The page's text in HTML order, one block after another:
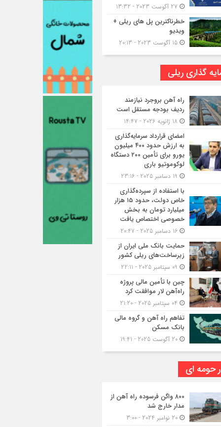
خطرناکترین پل های ریلی +
ویدیو
گذاری ریلی
راه آهن بروجرد نیازمند
ردیف بودجه مستقل است
امضای قرارداد سرمایه‌گذاری
به ارزش حدود ۴۰۰ میلیون
یورو برای تأمین ۲۰۰ دستگاه
لوکوموتیو باری
با استفاده از سپرده‌گذاری
خاص دولت، حدود ۱۵ هزار
میلیارد تومان به بخش
خصوصی اختصاص یافت
حمایت بانک ملی ایران از
زیرساخت‌های ریلی کشور
چین با تأمین مالی پروژه
راه‌آهن لار موافقت کرد
تفاهم راه آهن و گروه مالی
بانک مسکن
حومه ای
۸۰۰ واگن فرسوده راه آهن از
مدار خارج شد